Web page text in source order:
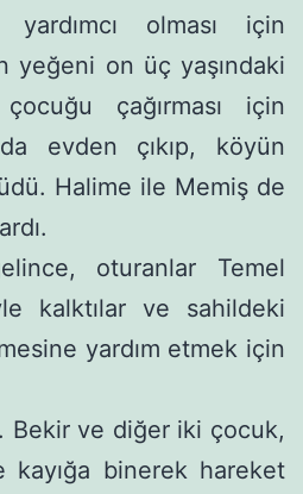
olması için
yeğeni on üç yaşındaki
çağırması için
evden çıkıp, köyün
Halime ile Memiş de
oturanlar Temel
kalktılar ve sahildeki
yardım etmek için
Bekir ve diğer iki çocuk,
binerek hareket